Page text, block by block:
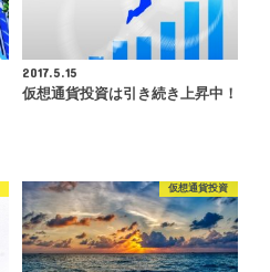
2017.5.15
仮想通貨投資は引き続き上昇中！
仮想通貨投資